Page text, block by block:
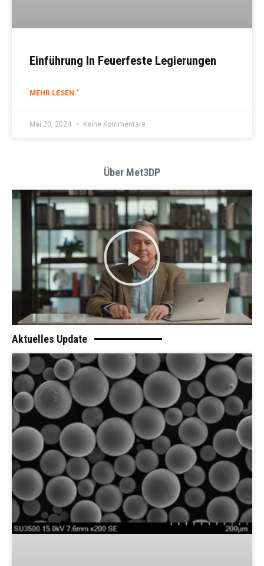
Einführung In Feuerfeste Legierungen
MEHR LESEN "
Mai 20, 2024 Keine Kommentare
Über Met3DP
Aktuelles Update